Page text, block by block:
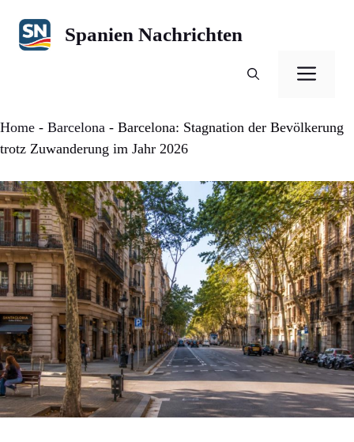
Inhalt
springen
Spanien Nachrichten
Home - Barcelona - Barcelona: Stagnation der Bevölkerung
trotz Zuwanderung im Jahr 2026